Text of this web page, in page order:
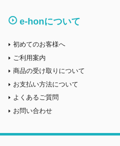
e-honについて
初めてのお客様へ
ご利用案内
商品の受け取りについて
お支払い方法について
よくあるご質問
お問い合わせ